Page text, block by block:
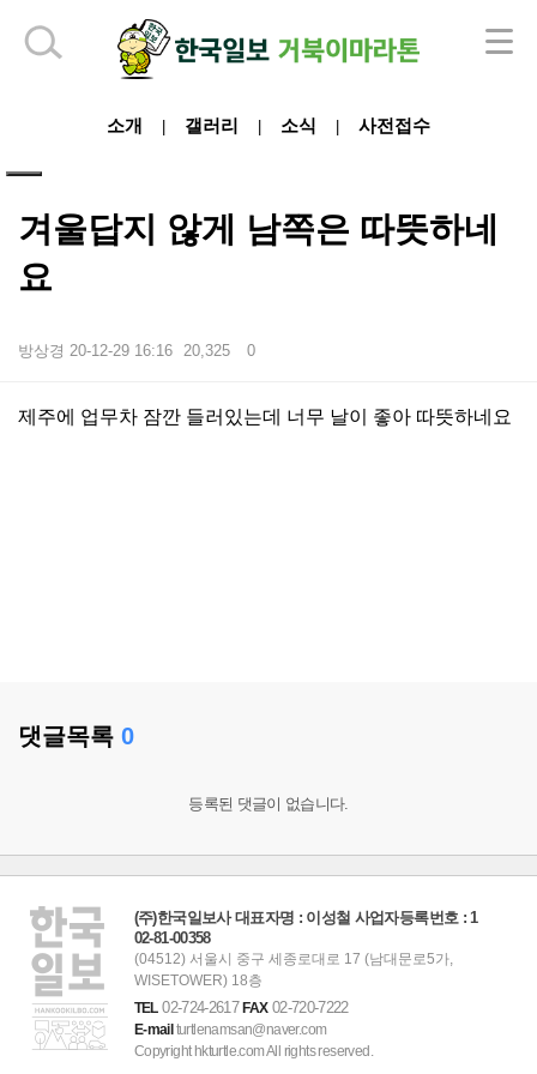
소개 갤러리 소식 사전접수
겨울답지 않게 남쪽은 따뜻하네
요
방상경 20-12-29 16:16 20,325 0
본문
제주에 업무차 잠깐 들러있는데 너무 날이 좋아 따뜻하네요
댓글목록 0
등록된 댓글이 없습니다.
하단 영역
(주)한국일보사 대표자명 : 이성철 사업자등록번호 : 1
02-81-00358
(04512) 서울시 중구 세종로대로 17 (남대문로5가,
WISETOWER) 18층
TEL02-724-2617FAX02-720-7222
E-mailturtlenamsan@naver.com
Copyright hkturtle.com All rights reserved.